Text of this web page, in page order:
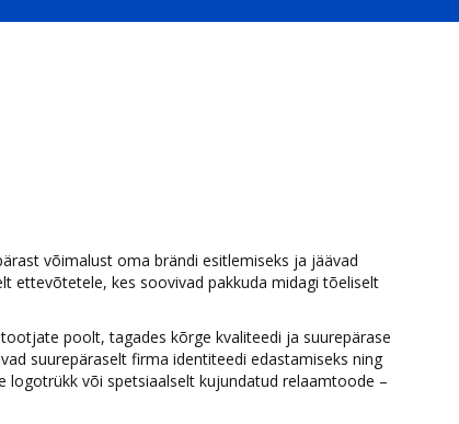
võimalust oma brändi esitlemiseks ja jäävad
ettevõtetele, kes soovivad pakkuda midagi tõeliselt
poolt, tagades kõrge kvaliteedi ja suurepärase
suurepäraselt firma identiteedi edastamiseks ning
logotrükk või spetsiaalselt kujundatud relaamtoode –